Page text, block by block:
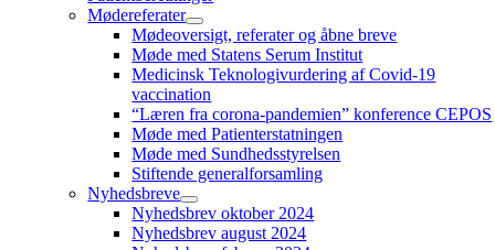
Mødereferater
Mødeoversigt, referater og åbne breve
Møde med Statens Serum Institut
Medicinsk Teknologivurdering af Covid-19
vaccination
“Læren fra corona-pandemien” konference CEPOS
Møde med Patienterstatningen
Møde med Sundhedsstyrelsen
Stiftende generalforsamling
Nyhedsbreve
Nyhedsbrev oktober 2024
Nyhedsbrev august 2024